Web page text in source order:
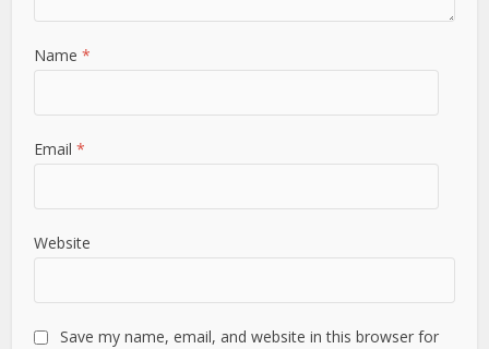
Name*
Email*
Website
Save my name, email, and website in this browser for